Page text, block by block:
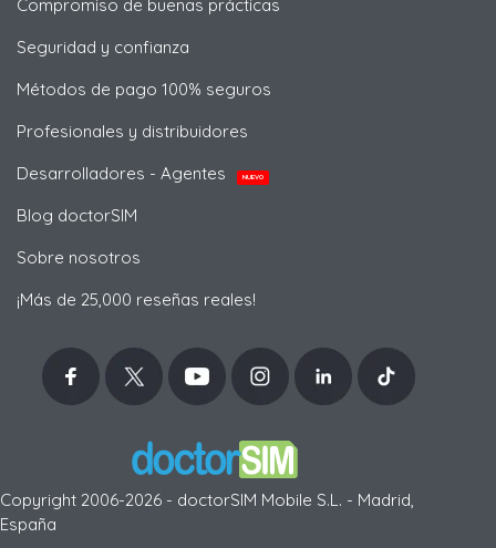
Compromiso de buenas prácticas
Seguridad y confianza
Métodos de pago 100% seguros
Profesionales y distribuidores
Desarrolladores - Agentes
NUEVO
Blog doctorSIM
Sobre nosotros
¡Más de 25,000 reseñas reales!
Copyright 2006-2026 - doctorSIM Mobile S.L. - Madrid,
España